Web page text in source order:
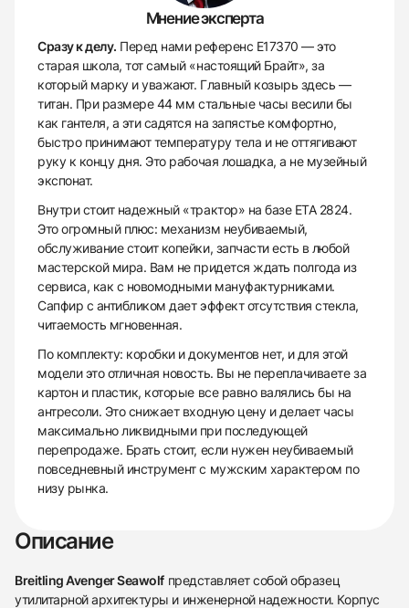
Мнение эксперта
Сразу к делу. Перед нами референс E17370 — это
старая школа, тот самый «настоящий Брайт», за
который марку и уважают. Главный козырь здесь —
титан. При размере 44 мм стальные часы весили бы
как гантеля, а эти садятся на запястье комфортно,
быстро принимают температуру тела и не оттягивают
руку к концу дня. Это рабочая лошадка, а не музейный
экспонат.
Внутри стоит надежный «трактор» на базе ETA 2824.
Это огромный плюс: механизм неубиваемый,
обслуживание стоит копейки, запчасти есть в любой
мастерской мира. Вам не придется ждать полгода из
сервиса, как с новомодными мануфактурниками.
Сапфир с антибликом дает эффект отсутствия стекла,
читаемость мгновенная.
По комплекту: коробки и документов нет, и для этой
модели это отличная новость. Вы не переплачиваете за
картон и пластик, которые все равно валялись бы на
антресоли. Это снижает входную цену и делает часы
максимально ликвидными при последующей
перепродаже. Брать стоит, если нужен неубиваемый
повседневный инструмент с мужским характером по
низу рынка.
Описание
Breitling Avenger Seawolf представляет собой образец
утилитарной архитектуры и инженерной надежности. Корпус